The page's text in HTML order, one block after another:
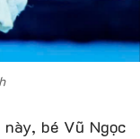
bé Vũ Ngọc